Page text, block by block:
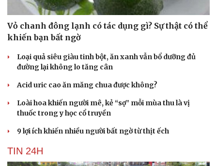
Vỏ chanh đông lạnh có tác dụng gì? Sự thật có thể
khiến bạn bất ngờ
Loại quả siêu giàu tinh bột, ăn xanh vẫn bổ dưỡng đủ
đường lại không lo tăng cân
Acid uric cao ăn măng chua được không?
Loài hoa khiến người mê, kẻ “sợ” mỗi mùa thu là vị
thuốc trong y học cổ truyền
9 lợi ích khiến nhiều người bất ngờ từ thịt ếch
TIN 24H